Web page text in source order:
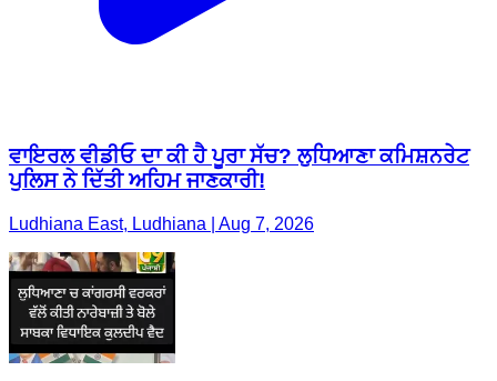
ਵਾਇਰਲ ਵੀਡੀਓ ਦਾ ਕੀ ਹੈ ਪੂਰਾ ਸੱਚ? ਲੁਧਿਆਣਾ ਕਮਿਸ਼ਨਰੇਟ
ਪੁਲਿਸ ਨੇ ਦਿੱਤੀ ਅਹਿਮ ਜਾਣਕਾਰੀ!
Ludhiana East, Ludhiana | Aug 7, 2026